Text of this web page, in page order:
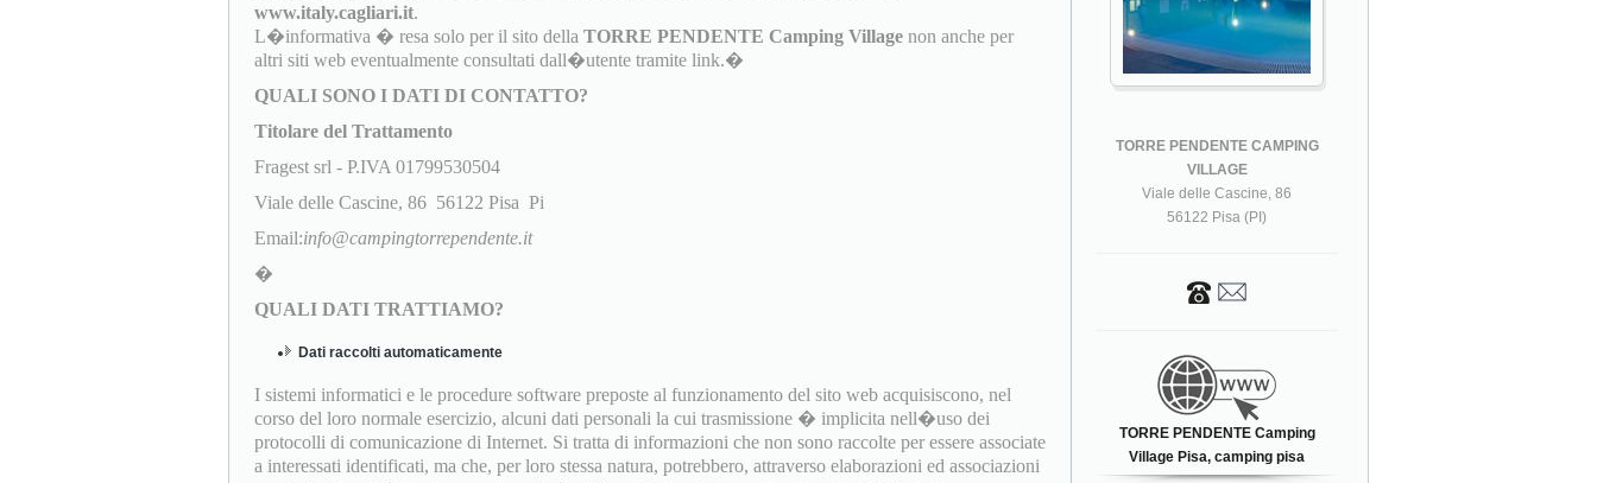
www.italy.cagliari.it.
L�informativa � resa solo per il sito della TORRE PENDENTE Camping Village non anche per
altri siti web eventualmente consultati dall�utente tramite link.�
QUALI SONO I DATI DI CONTATTO?
Titolare del Trattamento
Fragest srl - P.IVA 01799530504
Viale delle Cascine, 86 56122 Pisa Pi
Email:info@campingtorrependente.it
�
QUALI DATI TRATTIAMO?
Dati raccolti automaticamente
I sistemi informatici e le procedure software preposte al funzionamento del sito web acquisiscono, nel
corso del loro normale esercizio, alcuni dati personali la cui trasmissione � implicita nell�uso dei
protocolli di comunicazione di Internet. Si tratta di informazioni che non sono raccolte per essere associate
a interessati identificati, ma che, per loro stessa natura, potrebbero, attraverso elaborazioni ed associazioni
TORRE PENDENTE CAMPING
VILLAGE
Viale delle Cascine, 86
56122 Pisa (PI)
TORRE PENDENTE Camping
Village Pisa, camping pisa